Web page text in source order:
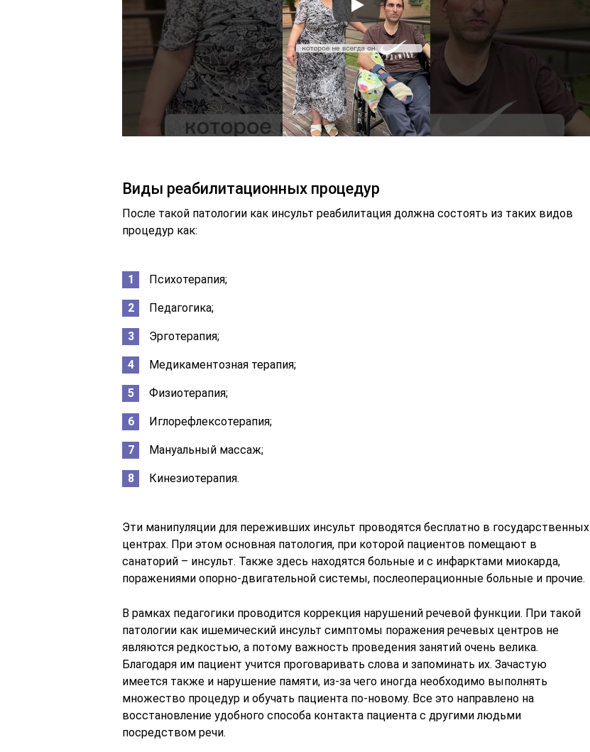
Виды реабилитационных процедур
После такой патологии как инсульт реабилитация должна состоять из таких видов
процедур как:
Психотерапия;
Педагогика;
Эрготерапия;
Медикаментозная терапия;
Физиотерапия;
Иглорефлексотерапия;
Мануальный массаж;
Кинезиотерапия.
Эти манипуляции для переживших инсульт проводятся бесплатно в государственных
центрах. При этом основная патология, при которой пациентов помещают в
санаторий – инсульт. Также здесь находятся больные и с инфарктами миокарда,
поражениями опорно-двигательной системы, послеоперационные больные и прочие.
В рамках педагогики проводится коррекция нарушений речевой функции. При такой
патологии как ишемический инсульт симптомы поражения речевых центров не
являются редкостью, а потому важность проведения занятий очень велика.
Благодаря им пациент учится проговаривать слова и запоминать их. Зачастую
имеется также и нарушение памяти, из-за чего иногда необходимо выполнять
множество процедур и обучать пациента по-новому. Все это направлено на
восстановление удобного способа контакта пациента с другими людьми
посредством речи.